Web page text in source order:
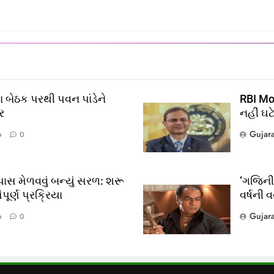
બેઠક પરથી પવન પાંડેને
0
RBI
નહીં ઘટે
પાસ મેળવવું બન્યું સરળ: શરૂ
પ્રક્રિયા
0
વર્ષની